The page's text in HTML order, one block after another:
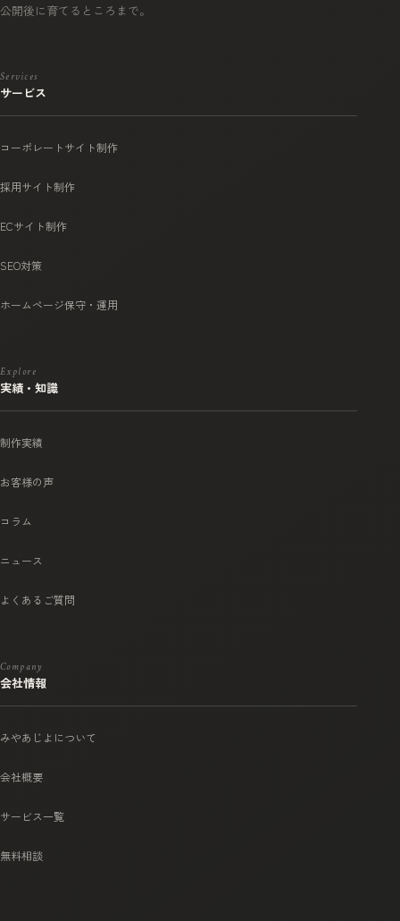
公開後に育てるところまで。
Services
サービス
コーポレートサイト制作
採用サイト制作
ECサイト制作
SEO対策
ホームページ保守・運用
Explore
実績・知識
制作実績
お客様の声
コラム
ニュース
よくあるご質問
Company
会社情報
みやあじよについて
会社概要
サービス一覧
無料相談